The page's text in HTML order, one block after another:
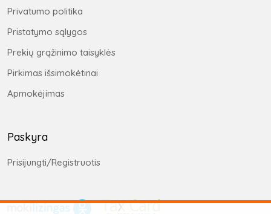
Privatumo politika
Pristatymo sąlygos
Prekių grąžinimo taisyklės
Pirkimas išsimokėtinai
Apmokėjimas
Paskyra
Prisijungti/Registruotis